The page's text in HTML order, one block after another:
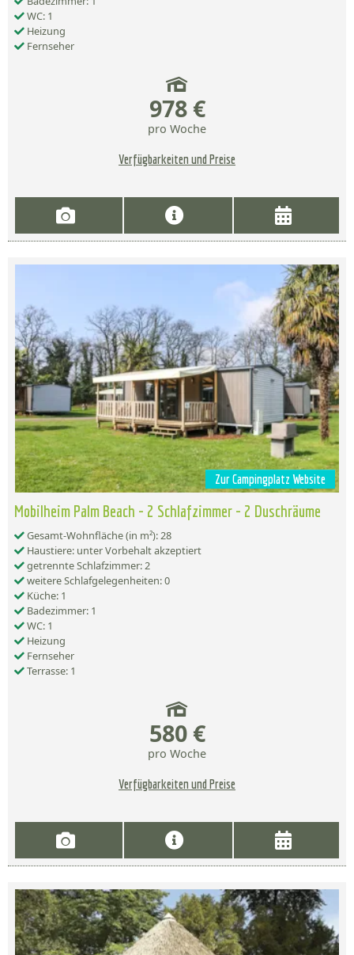
WC: 1
Heizung
Fernseher
978 €
pro Woche
Verfügbarkeiten und Preise
Zur Campingplatz Website
Mobilheim Palm Beach - 2 Schlafzimmer - 2 Duschräume
Gesamt-Wohnfläche (in m²): 28
Haustiere: unter Vorbehalt akzeptiert
getrennte Schlafzimmer: 2
weitere Schlafgelegenheiten: 0
Küche: 1
Badezimmer: 1
WC: 1
Heizung
Fernseher
Terrasse: 1
580 €
pro Woche
Verfügbarkeiten und Preise